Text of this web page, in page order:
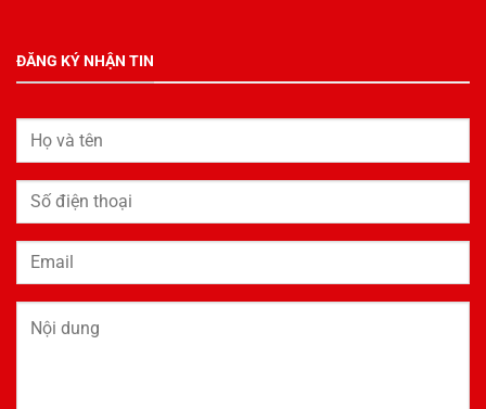
ĐĂNG KÝ NHẬN TIN